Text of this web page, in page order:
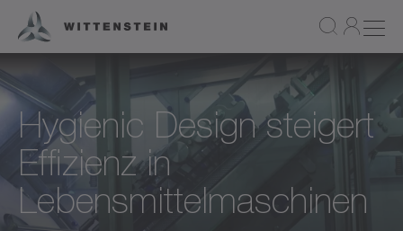
Hygienic Design steigert
Effizienz in
Lebensmittelmaschinen